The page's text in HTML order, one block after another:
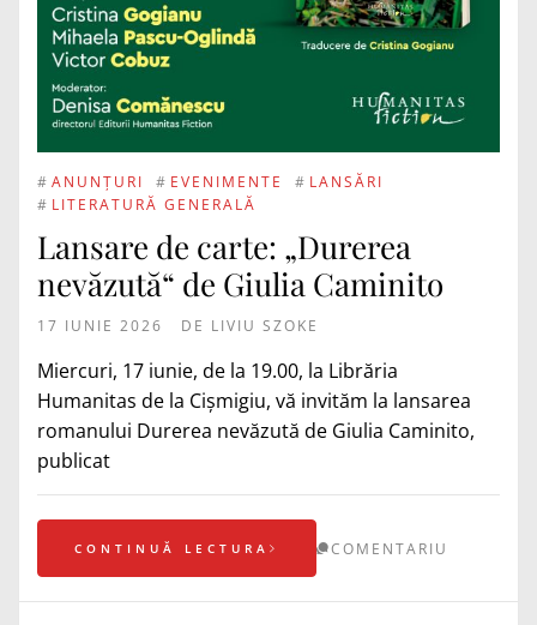
# ANUNȚURI # EVENIMENTE # LANSĂRI
# LITERATURĂ GENERALĂ
Lansare de carte: „Durerea
nevăzută“ de Giulia Caminito
17 IUNIE 2026 DE LIVIU SZOKE
Miercuri, 17 iunie, de la 19.00, la Librăria
Humanitas de la Cișmigiu, vă invităm la lansarea
romanului Durerea nevăzută de Giulia Caminito,
publicat
CONTINUĂ LECTURA COMENTARIU